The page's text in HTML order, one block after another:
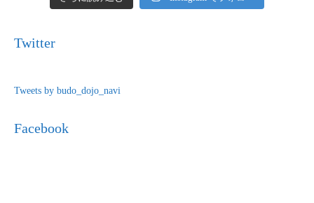
Twitter
Tweets by budo_dojo_navi
Facebook